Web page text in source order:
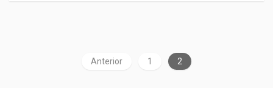
Anterior 1 2